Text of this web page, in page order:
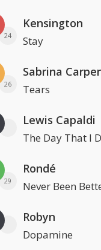
24
Kensington
Stay
26
Sabrina
Tears
Lewis Capaldi
The Day That I
29
Rondé
Never Been
Robyn
Dopamine